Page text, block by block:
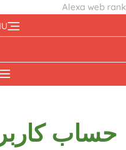
Alexa web rank
to
حساب